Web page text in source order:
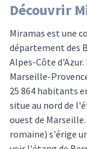
Découvrir
Miramas est une
département des
Alpes-Côte
Marseille-
25 864 habitants
situe au nord de
ouest de
romaine) s'érige